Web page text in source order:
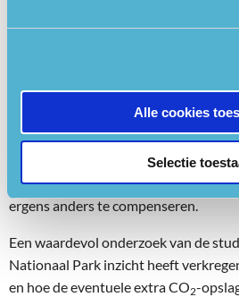
Alle cookies
Selectie
waarde kunnen verzilveren. Dit kan
vastgelegd. Maar verwaarding van
kunnen bij de aanleg van nieuw bos
beheersmaatregelen te treffen
opgeslagen wordt dan nu het geval
van certificaten gegoten kunnen
ergens anders te compenseren.
Een waardevol onderzoek van de
Nationaal Park inzicht heeft
en hoe de eventuele extra CO2-